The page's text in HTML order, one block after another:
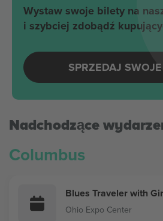
Wystaw swoje bilety na
i szybciej zdobądź
SPRZEDAJ
Nadchodzące
Columbus
Blues Traveler with
Ohio Expo Center